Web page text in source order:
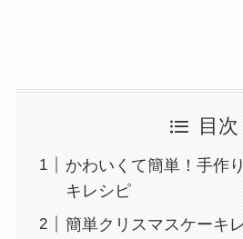
目次
かわいくて簡単！手作
キレシピ
簡単クリスマスケーキ